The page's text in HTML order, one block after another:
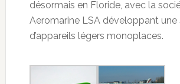
désormais en Floride, avec la
Aeromarine LSA développant une
d’appareils légers monoplaces.